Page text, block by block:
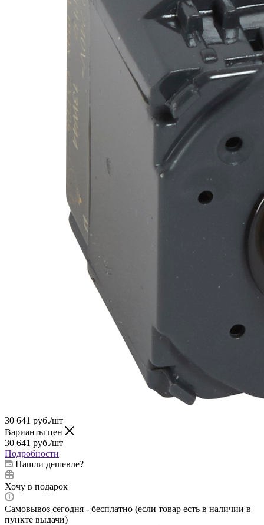
30 641 руб./шт
Варианты цен
30 641 руб./шт
Подробности
Нашли дешевле?
Хочу в подарок
Самовывоз сегодня - бесплатно (если товар есть в наличии в
пункте выдачи)